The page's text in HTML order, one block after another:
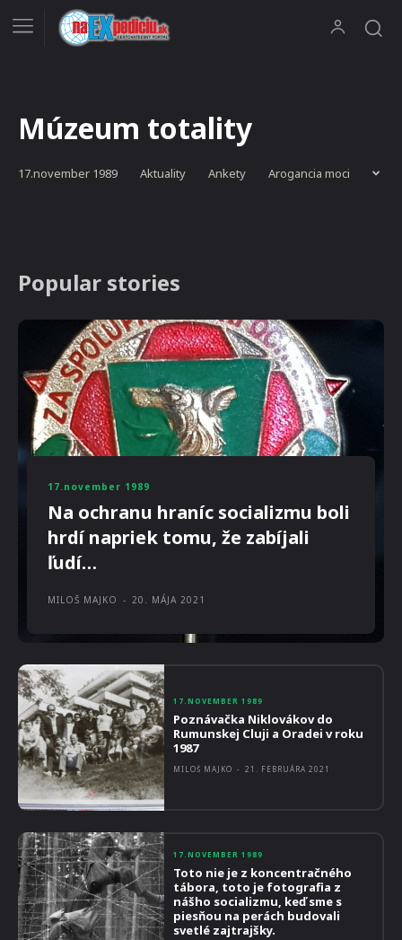
Múzeum totality
17.november 1989 Aktuality Ankety Arogancia moci
Popular stories
17.NOVEMBER 1989
Poznávačka Niklovákov do
Rumunskej Cluji a Oradei v roku
1987
MILOŠ MAJKO - 21. FEBRUÁRA 2021
17.NOVEMBER 1989
Toto nie je z koncentračného
tábora, toto je fotografia z
nášho socializmu, keď sme s
piesňou na perách budovali
svetlé zajtrajšky.
17.november 1989
Na ochranu hraníc socializmu boli
hrdí napriek tomu, že zabíjali
ľudí…
MILOŠ MAJKO - 20. MÁJA 2021